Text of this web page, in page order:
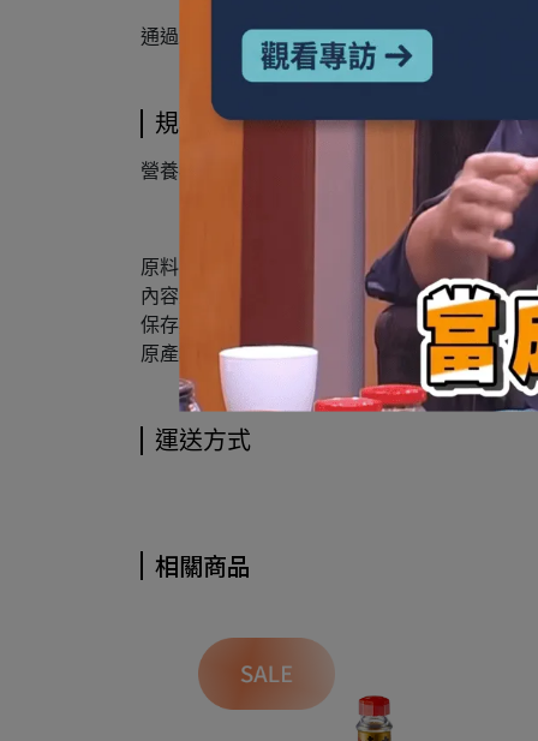
通過ISO22000、HACCP驗證
規格說明
營養標示 (910g)
原料：水、青仁黑豆、食鹽、砂糖、酒精、酵
內容量：910g
保存期限：兩年
原產地：台灣
運送方式
相關商品